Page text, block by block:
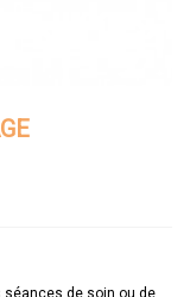
séances de soin ou de